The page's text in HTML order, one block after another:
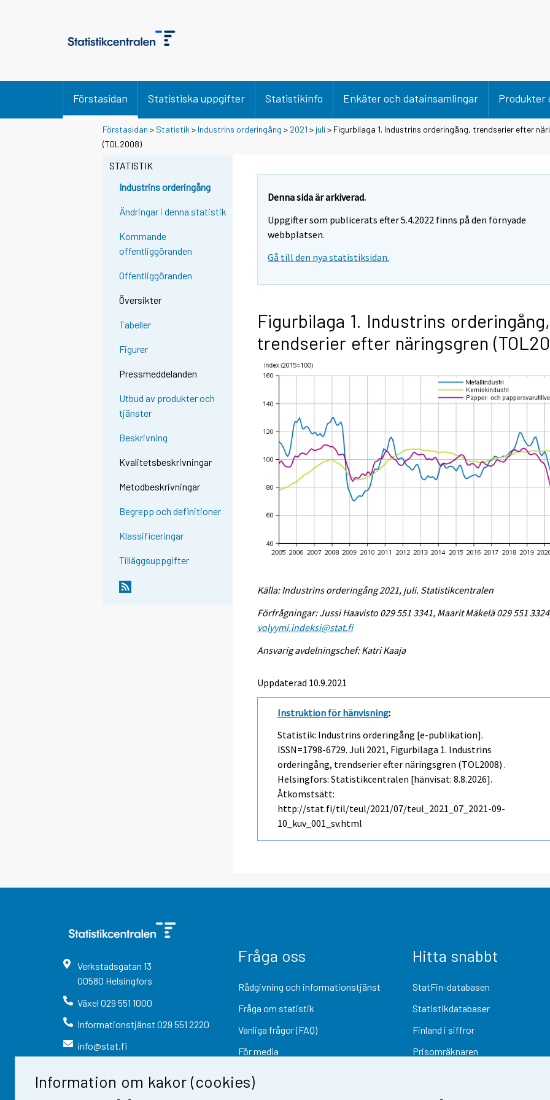
Information om kakor (cookies)
Förstasidan Statistiska uppgifter Statistikinfo Enkäter och datainsamlingar Produkter
Förstasidan > Statistik > Industrins orderingång > 2021 > juli > Figurbilaga 1. Industrins orderingång, trendserier efter
(TOL2008)
STATISTIK
Industrins orderingång
Ändringar i denna statistik
Kommande
offentliggöranden
Offentliggöranden
Översikter
Tabeller
Figurer
Pressmeddelanden
Utbud av produkter och
tjänster
Beskrivning
Kvalitetsbeskrivningar
Metodbeskrivningar
Begrepp och definitioner
Klassificeringar
Tilläggsuppgifter
Denna sida är arkiverad.
Uppgifter som publicerats efter 5.4.2022 finns på den förnyade
webbplatsen.
Gå till den nya statistiksidan.
Figurbilaga 1. Industrins orderingång,
trendserier efter näringsgren
Källa: Industrins orderingång 2021, juli. Statistikcentralen
Förfrågningar: Jussi Haavisto 029 551 3341, Maarit Mäkelä 029 551
volyymi.indeksi@stat.fi
Ansvarig avdelningschef: Katri Kaaja
Uppdaterad 10.9.2021
Instruktion för hänvisning:
Statistik: Industrins orderingång [e-publikation].
ISSN=1798-6729.Juli 2021, Figurbilaga 1. Industrins
orderingång, trendserier efter näringsgren (TOL2008) .
Helsingfors: Statistikcentralen [hänvisat: 8.8.2026].
Åtkomstsätt:
http://stat.fi/til/teul/2021/07/teul_2021_07_2021-09-
10_kuv_001_sv.html
Verkstadsgatan 13
00580 Helsingfors
Växel 029 551 1000
Informationstjänst 029 551 2220
info@stat.fi
Fråga oss
Rådgivning och informationstjänst
Fråga om statistik
Vanliga frågor (FAQ)
För media
Hitta snabbt
StatFin-databasen
Statistikdatabaser
Finland i siffror
Prisomräknaren